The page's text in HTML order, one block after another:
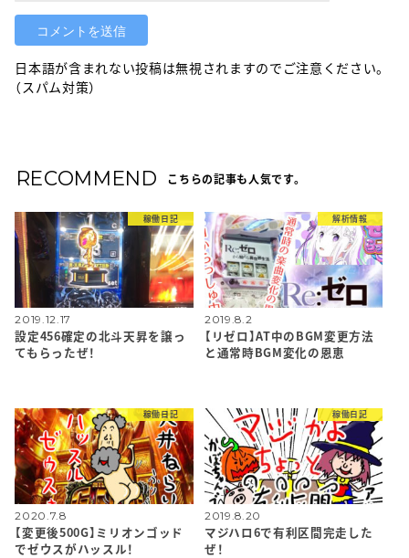
日本語が含まれない投稿は無視されますのでご注意ください。
（スパム対策）
RECOMMEND こちらの記事も人気です。
稼働日記
2019.12.17
設定456確定の北斗天昇を譲っ
てもらったぜ！
解析情報
2019.8.2
【リゼロ】AT中のBGM変更方法
と通常時BGM変化の恩恵
稼働日記
2020.7.8
【変更後500G】ミリオンゴッド
でゼウスがハッスル！
稼働日記
2019.8.20
マジハロ6で有利区間完走した
ぜ！